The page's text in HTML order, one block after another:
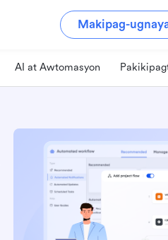
Makipag-
AI at Awtomasyon